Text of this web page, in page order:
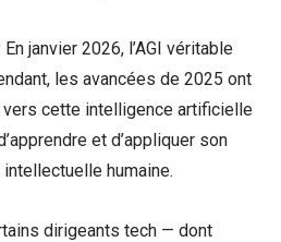
janvier 2026, l’AGI véritable
les avancées de 2025 ont
cette intelligence artificielle
et d’appliquer son
humaine.
dirigeants tech — dont